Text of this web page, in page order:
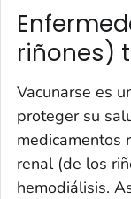
riñones)
Vacunarse es
proteger su
medicamentos
renal (de los
hemodiálisis.